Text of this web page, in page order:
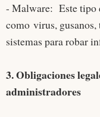
- Malware: Este tipo
como virus, gusanos,
sistemas para robar
3. Obligaciones
administradores